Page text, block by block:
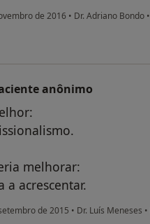
de 2016 • Dr. Adriano Bondo •
anônimo
melhorar:
a acrescentar.
de 2015 • Dr. Luís Meneses •